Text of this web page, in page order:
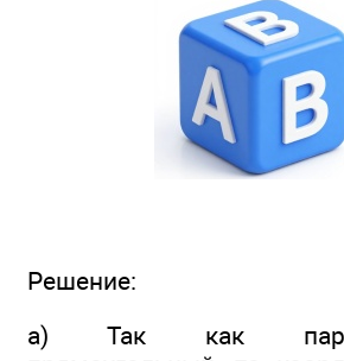
Решение:
а) Так как